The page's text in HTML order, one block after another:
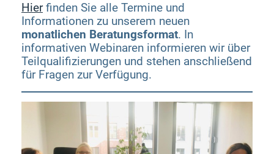
https://www.bertelsmann-
stiftung.de/de/newsletterversand/lernen-
fuers-leben/newsletter-lernen-fuers-leben-
vom-06-november-2019/
https://www.deutscher-arbeitgebertag.de
Hierfinden Sie alle Termine und
Informationen zu unserem neuen
monatlichen Beratungsformat. In
informativen Webinaren informieren wir über
Teilqualifizierungen und stehen anschließend
für Fragen zur Verfügung.